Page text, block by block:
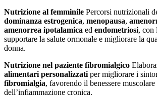
Nutrizione al femminile Percorsi nutrizionali
dominanza estrogenica, menopausa,
amenorrea ipotalamica ed endometriosi, con
supportare la salute ormonale e migliorare la
donna.
Nutrizione nel paziente fibromialgico
alimentari personalizzati per migliorare i
fibromialgia, favorendo il benessere
dell’infiammazione cronica.